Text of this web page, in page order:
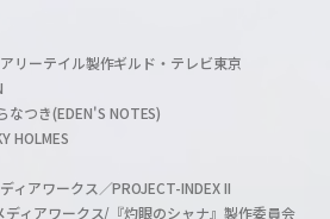
リーテイル製作ギルド・テレビ東京
つき(EDEN'S NOTES)
HOLMES
アワークス／PROJECT-INDEX II
ィアワークス/『灼眼のシャナ』製作委員会